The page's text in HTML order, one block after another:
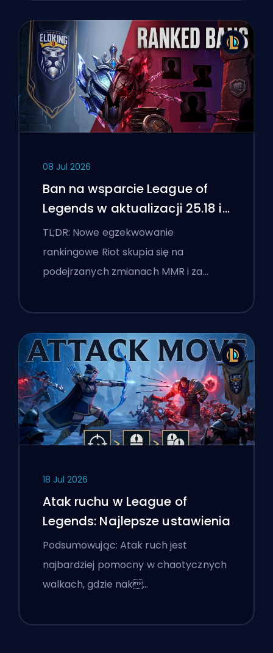
08 Jul 2026
Ban na wsparcie League of
Legends w aktualizacji 25.18 i
flagi boostingu
TL;DR: Nowe egzekwowanie
rankingowe Riot skupia się na
podejrzanych zmianach MMR i za…
18 Jul 2026
Atak ruchu w League of
Legends: Najlepsze ustawienia
Podsumowując: Atak ruch jest
najbardziej pomocny w chaotycznych
walkach, gdzie nak…